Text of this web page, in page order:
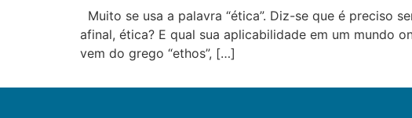
Muito se usa a palavra “ética”. Diz-se que é preciso
afinal, ética? E qual sua aplicabilidade em um mundo
vem do grego “ethos”, […]